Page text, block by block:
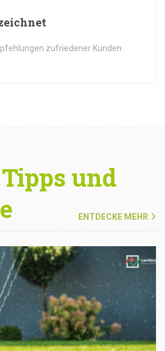
zufriedener Kunden
Tipps und
ENTDECKE MEHR